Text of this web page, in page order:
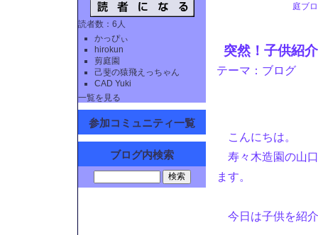
庭ブ
突然！子供紹
テーマ： ブログ
こんにちは。
寿々木造園の山
ます。
今日は子供を紹
読者数：6人
かっぴぃ
hirokun
剪庭園
己斐の猿飛えっちゃん
CAD Yuki
一覧を見る
参加コミュニティ一覧
ブログ内検索